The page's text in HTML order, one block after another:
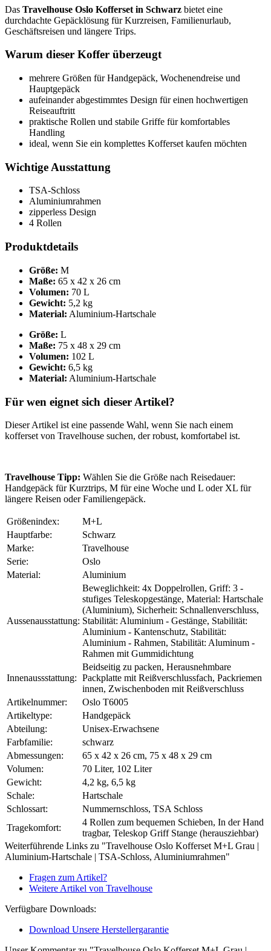
Das Travelhouse Oslo Kofferset in Schwarz bietet eine
durchdachte Gepäcklösung für Kurzreisen, Familienurlaub,
Geschäftsreisen und längere Trips.
Warum dieser Koffer überzeugt
mehrere Größen für Handgepäck, Wochenendreise und
Hauptgepäck
aufeinander abgestimmtes Design für einen hochwertigen
Reiseauftritt
praktische Rollen und stabile Griffe für komfortables
Handling
ideal, wenn Sie ein komplettes Kofferset kaufen möchten
Wichtige Ausstattung
TSA-Schloss
Aluminiumrahmen
zipperless Design
4 Rollen
Produktdetails
Größe: M
Maße: 65 x 42 x 26 cm
Volumen: 70 L
Gewicht: 5,2 kg
Material: Aluminium-Hartschale
Größe: L
Maße: 75 x 48 x 29 cm
Volumen: 102 L
Gewicht: 6,5 kg
Material: Aluminium-Hartschale
Für wen eignet sich dieser Artikel?
Dieser Artikel ist eine passende Wahl, wenn Sie nach einem
kofferset von Travelhouse suchen, der robust, komfortabel ist.
Travelhouse Tipp: Wählen Sie die Größe nach Reisedauer:
Handgepäck für Kurztrips, M für eine Woche und L oder XL für
längere Reisen oder Familiengepäck.
Größenindex:
M+L
Hauptfarbe:
Schwarz
Marke:
Travelhouse
Serie:
Oslo
Material:
Aluminium
Aussenausstattung:
Beweglichkeit: 4x Doppelrollen, Griff: 3 -
stufiges Teleskopgestänge, Material: Hartschale
(Aluminium), Sicherheit: Schnallenverschluss,
Stabilität: Aluminium - Gestänge, Stabilität:
Aluminium - Kantenschutz, Stabilität:
Aluminium - Rahmen, Stabilität: Aluminum -
Rahmen mit Gummidichtung
Innenaussstattung:
Beidseitig zu packen, Herausnehmbare
Packplatte mit Reißverschlussfach, Packriemen
innen, Zwischenboden mit Reißverschluss
Artikelnummer:
Oslo T6005
Artikeltype:
Handgepäck
Abteilung:
Unisex-Erwachsene
Farbfamilie:
schwarz
Abmessungen:
65 x 42 x 26 cm, 75 x 48 x 29 cm
Volumen:
70 Liter, 102 Liter
Gewicht:
4,2 kg, 6,5 kg
Schale:
Hartschale
Schlossart:
Nummernschloss, TSA Schloss
Tragekomfort:
4 Rollen zum bequemen Schieben, In der Hand
tragbar, Teleskop Griff Stange (herausziehbar)
Weiterführende Links zu "Travelhouse Oslo Kofferset M+L Grau |
Aluminium-Hartschale | TSA-Schloss, Aluminiumrahmen"
Fragen zum Artikel?
Weitere Artikel von Travelhouse
Verfügbare Downloads:
Download Unsere Herstellergarantie